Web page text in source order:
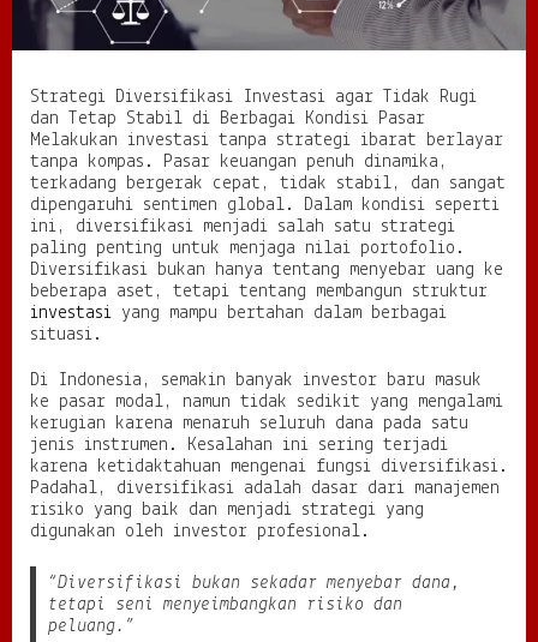
n
s
t
a
s
i
a
g
a
r
T
i
k
R
u
i
d
a
n
e
t
Strategi Diversifikasi Investasi agar Tidak Rugi
dan Tetap Stabil di Berbagai Kondisi Pasar
Melakukan investasi tanpa strategi ibarat berlayar
tanpa kompas. Pasar keuangan penuh dinamika,
terkadang bergerak cepat, tidak stabil, dan sangat
dipengaruhi sentimen global. Dalam kondisi seperti
ini, diversifikasi menjadi salah satu strategi
paling penting untuk menjaga nilai portofolio.
Diversifikasi bukan hanya tentang menyebar uang ke
beberapa aset, tetapi tentang membangun struktur
investasi yang mampu bertahan dalam berbagai
situasi.
Di Indonesia, semakin banyak investor baru masuk
ke pasar modal, namun tidak sedikit yang mengalami
kerugian karena menaruh seluruh dana pada satu
jenis instrumen. Kesalahan ini sering terjadi
karena ketidaktahuan mengenai fungsi diversifikasi.
Padahal, diversifikasi adalah dasar dari manajemen
risiko yang baik dan menjadi strategi yang
digunakan oleh investor profesional.
“Diversifikasi bukan sekadar menyebar dana,
tetapi seni menyeimbangkan risiko dan
peluang.”